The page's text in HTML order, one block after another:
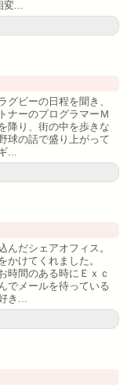
変...
ビーの日程を聞き、
ナーのプログラマーＭ
降り、街の中を歩きな
球の話で盛り上がって
...
んだシェアオフィス。
かけてくれました。
時間のある時にＥｘｃ
でメールを待っている
き...